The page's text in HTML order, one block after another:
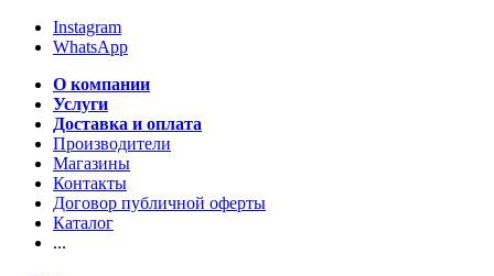
Instagram
WhatsApp
О компании
Услуги
Доставка и оплата
Производители
Магазины
Контакты
Договор публичной оферты
Каталог
...